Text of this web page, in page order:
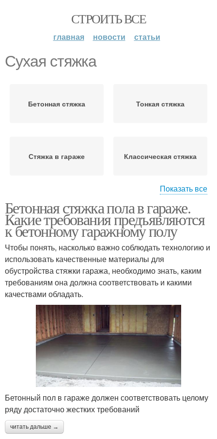
СТРОИТЬ ВСЕ
главная новости статьи
Сухая стяжка
Бетонная стяжка Тонкая стяжка
Стяжка в гараже Классическая стяжка
Стяжки из цпс
Показать все
Бетонная стяжка пола в гараже.
Какие требования предъявляются
к бетонному гаражному полу
Чтобы понять, насколько важно соблюдать технологию и
использовать качественные материалы для
обустройства стяжки гаража, необходимо знать, каким
требованиям она должна соответствовать и какими
качествами обладать.
Бетонный пол в гараже должен соответствовать целому
ряду достаточно жестких требований
читать дальше →